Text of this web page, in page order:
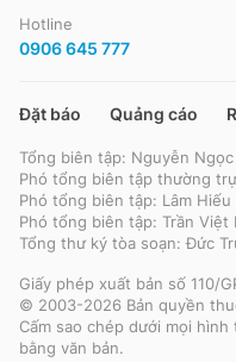
Hotline
0906 645 777
Đặt báo Quảng cáo
Tổng biên tập: Nguyễn Ngọc
Phó tổng biên tập thường
Phó tổng biên tập: Lâm Hiếu
Phó tổng biên tập: Trần Việt
Tổng thư ký tòa soạn: Đức
Giấy phép xuất bản số 110/
© 2003-2026 Bản quyền
Cấm sao chép dưới mọi
bằng văn bản.